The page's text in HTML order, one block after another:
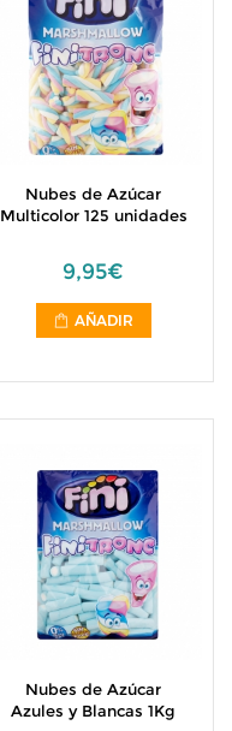
Nubes de Azúcar
Multicolor 125 unidades
9,95€
AÑADIR
Nubes de Azúcar
Azules y Blancas 1Kg